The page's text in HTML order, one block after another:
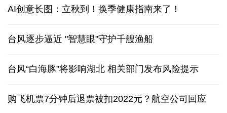
AI创意长图：立秋到！换季健康指南来了！
台风逐步逼近 "智慧眼"守护千艘渔船
台风“白海豚”将影响湖北 相关部门发布风险提示
购飞机票7分钟后退票被扣2022元？航空公司回应